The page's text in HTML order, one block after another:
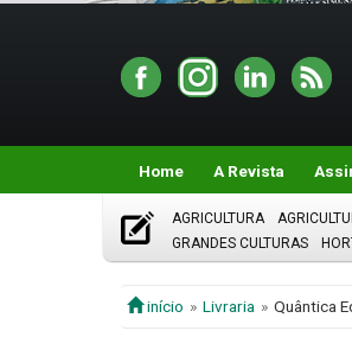
Home A Revista
AGRICULTURA
GRANDES CULTURAS
início Livraria Quântica